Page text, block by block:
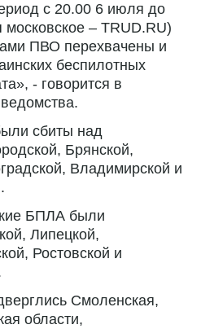
с 20.00 6 июля до
– TRUD.RU)
ПВО перехвачены и
беспилотных
- говорится в
сбиты над
Брянской,
Владимирской и
БПЛА были
Липецкой,
Ростовской и
Смоленская,
области,